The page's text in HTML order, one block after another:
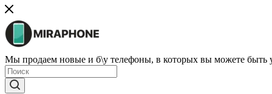
Мы продаем новые и б\у телефоны, в которых вы можете быть